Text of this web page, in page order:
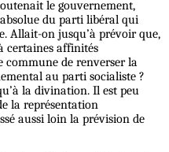
le gouvernement,
du parti libéral qui
Allait-on jusqu’à prévoir que,
certaines affinités
commune de renverser la
au parti socialiste ?
la divination. Il est peu
la représentation
aussi loin la prévision de